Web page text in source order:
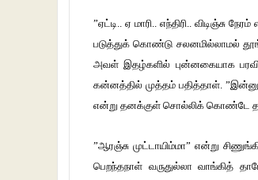
”ஏட்டி.. ஏ மாரி.. எந்திரி..
படுத்துக் கொண்டு சலனமில்லாமல்
அவள் இதழ்களில் புன்னகையாக
கன்னத்தில் முத்தம் பதித்தாள்.
என்று தனக்குள் சொல்லிக் கொண்டே
”ஆரஞ்சு முட்டாயிம்மா” என்று
பெறந்தநாள் வருதுல்லா வாங்கித்